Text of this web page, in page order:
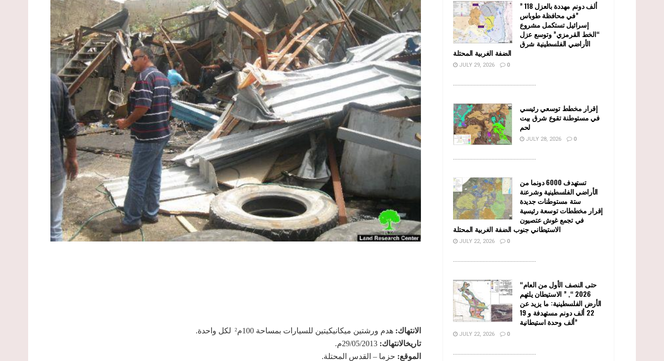
الانتهاك: هدم ورشتين ميكانيكيتين للسيارات بمساحة 100م 2
لكل واحدة.
تاريخالانتهاك:
الموقع: حزما – القدس المحتلة.
” 118 ألف دونم مهددة بالعزل
في محافظة طوباس”
إسرائيل تستكمل مشروع
“الخط القرمزي” وتوسع عزل
الأراضي الفلسطينية شرق
الضفة الغربية المحتلة
JULY 29, 2026 0
........................................................
إقرار مخطط توسعي رئيسي
في مستوطنة تقوع شرق بيت
لحم
JULY 28, 2026 0
........................................................
تستهدف 6000 دونما من
الأراضي الفلسطينية وشرعنة
ستة مستوطنات جديدة
إقرار مخططات توسعة رئيسية
في تجمع غوش عتصيون
الاستيطاني جنوب الضفة الغربية المحتلة
JULY 22, 2026 0
........................................................
“حتى النصف الأول من العام
2026 “, ” الاستيطان يلتهم
الأرض الفلسطينية: ما يزيد عن
22 ألف دونم مستهدفة و 19
ألف وحدة استيطانية”
JULY 22, 2026 0
........................................................